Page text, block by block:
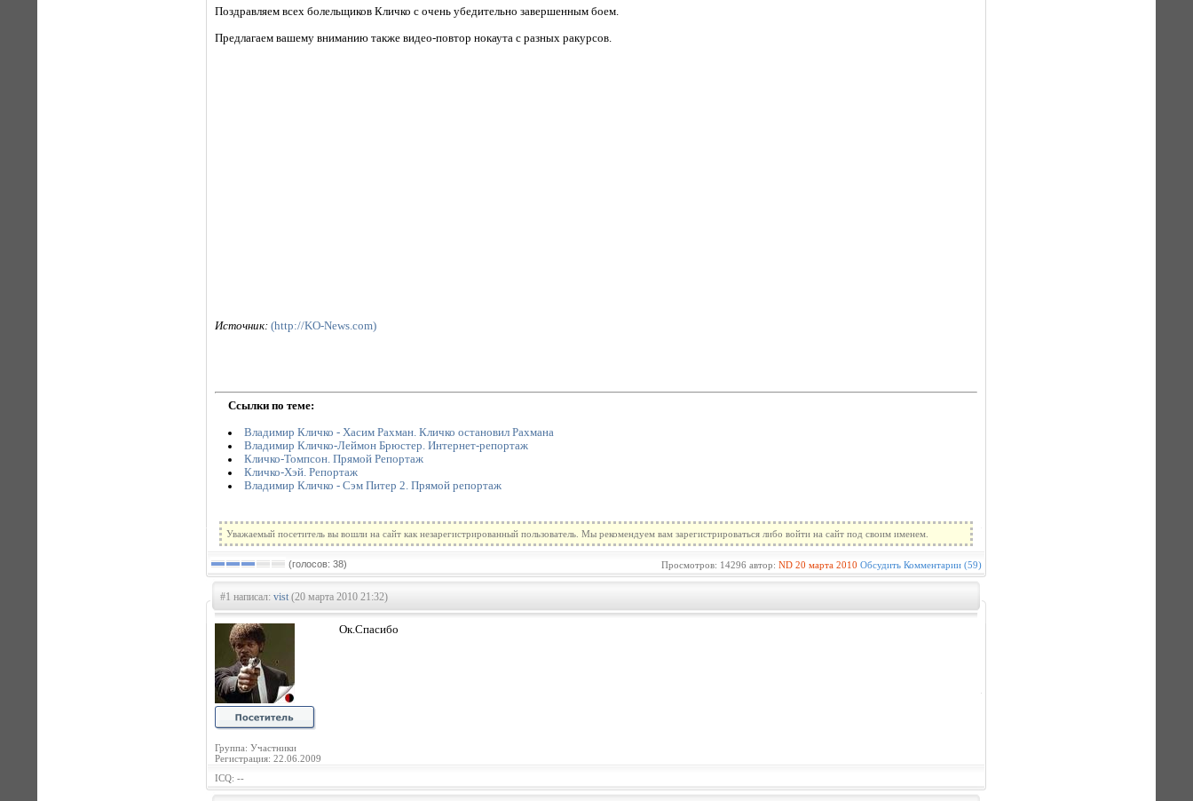
Поздравляем всех болельщиков Кличко с очень убедительно завершенным боем.
Предлагаем вашему вниманию также видео-повтор нокаута с разных ракурсов.
Источник: (http://KO-News.com)
Ссылки по теме:
Владимир Кличко - Хасим Рахман. Кличко остановил Рахмана
Владимир Кличко-Леймон Брюстер. Интернет-репортаж
Кличко-Томпсон. Прямой Репортаж
Кличко-Хэй. Репортаж
Владимир Кличко - Сэм Питер 2. Прямой репортаж
Уважаемый посетитель вы вошли на сайт как незарегистрированный пользователь. Мы рекомендуем вам зарегистрироваться либо войти на сайт под своим именем.
(голосов: 38) Просмотров: 14296 автор: ND 20 марта 2010 Обсудить Комментарии (59)
#1 написал: vist(20 марта 2010 21:32)
Группа: Участники
Регистрация: 22.06.2009
Ок.Спасибо
ICQ: --